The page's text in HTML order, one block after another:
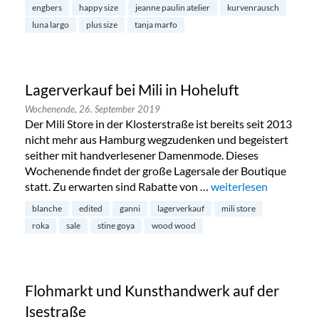
engbers
happy size jeanne paulin atelier
kurvenrausch
luna largo
plus size tanja marfo
Lagerverkauf bei Mili in Hoheluft
Wochenende, 26. September 2019
Der Mili Store in der Klosterstraße ist bereits seit 2013
nicht mehr aus Hamburg wegzudenken und begeistert
seither mit handverlesener Damenmode. Dieses
Wochenende findet der große Lagersale der Boutique
statt. Zu erwarten sind Rabatte von … „Lagerverkauf bei
weiterlesen
blanche edited ganni lagerverkauf
mili store
roka
sale stine goya wood wood
Flohmarkt und Kunsthandwerk auf der
Isestraße